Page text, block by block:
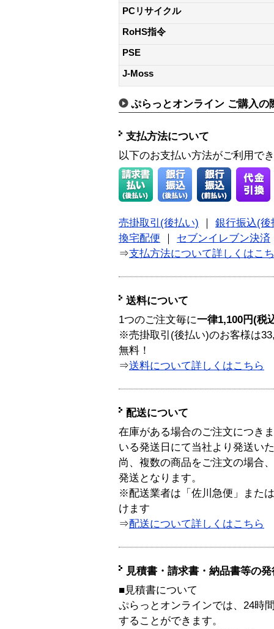
PCリサイクル
RoHS指令
PSE
J-Moss
ぷらっとオンライン ご購入の
支払方法について
以下のお支払い方法がご利用で
売掛取引(後払い) ｜ 銀行振込(後
換宅配便 ｜ セブンイレブン決済
⇒支払方法について詳しくはこ
送料について
1つのご注文毎に一律1,100円(税
※売掛取引(後払い)のお客様は
無料！
⇒送料について詳しくはこちら
配送について
在庫がある場合のご注文につき
いる発送日にて当社より発送い
尚、複数の商品をご注文の場合
発送となります。
※配送業者は「佐川急便」また
けます
⇒配送について詳しくはこちら
見積書・請求書・納品書等の
■見積書について
ぷらっとオンラインでは、24時
することができます。